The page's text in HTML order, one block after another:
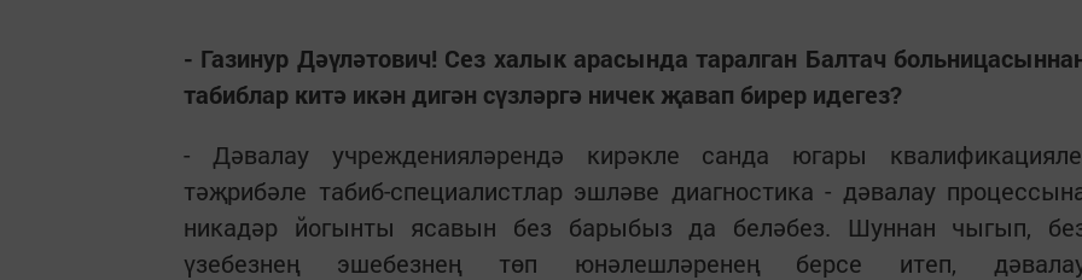
- Газинур Дәүләтович! Сез халык арасында таралган Балтач
табиблар китә икән дигән сүзләргә ничек җавап бирер идегез?
- Дәвалау учрежденияләрендә кирәкле санда югары
тәҗрибәле табиб-специалистлар эшләве диагностика - дәвалау
никадәр йогынты ясавын без барыбыз да беләбез. Шуннан чыгып,
үзебезнең эшебезнең төп юнәлешләренең берсе итеп,